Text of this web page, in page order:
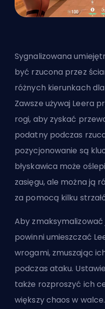
Sygnalizowana
być rzucona przez
różnych kierunkach
Zawsze używaj Leera
rogi, aby zyskać
podatny podczas
pozycjonowanie są
błyskawica może
zasięgu, ale można ją
za pomocą kilku
Aby
powinni umieszczać
wrogami, zmuszając
podczas ataku.
także rozproszyć ich
większy chaos w